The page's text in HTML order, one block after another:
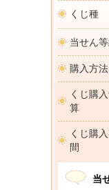
くじ種
当せん
購入方法
くじ購
算
くじ購
間
当